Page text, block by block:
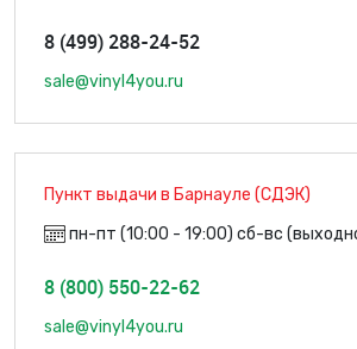
8 (499) 288-24-52
sale@vinyl4you.ru
Пункт выдачи в Барнауле (СДЭК)
пн-пт (10:00 - 19:00) сб-вс
8 (800) 550-22-62
sale@vinyl4you.ru